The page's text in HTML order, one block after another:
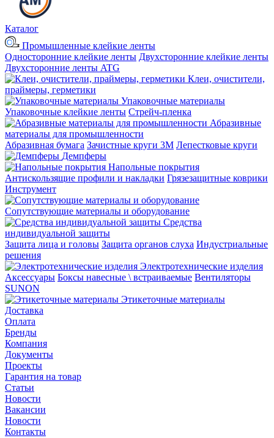
Каталог
Промышленные клейкие ленты
Односторонние клейкие ленты Двухсторонние клейкие ленты
Двухсторонние ленты ATG
Клеи, очистители,
праймеры, герметики
Упаковочные материалы
Упаковочные клейкие ленты Стрейч-пленка
Абразивные
материалы для промышленности
Абразивная бумага Зачистные круги 3М Лепестковые круги
Демпферы
Напольные покрытия
Aнтискользящие профили и накладки Грязезащитные коврики
Инструмент
Сопутствующие материалы и оборудование
Средства
индивидуальной защиты
Защита лица и головы Защита органов слуха Индустриальные
решения
Электротехнические изделия
Аксессуары Боксы навесные \ встраиваемые Вентиляторы
SUNON
Этикеточные материалы
Доставка
Оплата
Бренды
Компания
Документы
Проекты
Гарантия на товар
Статьи
Новости
Вакансии
Новости
Контакты